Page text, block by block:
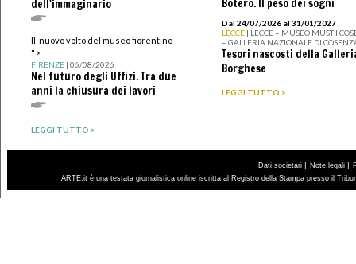
dell'immaginario
Il nuovo volto del museo fiorentino
">
FIRENZE| 06/08/2026
Nel futuro degli Uffizi. Tra due
anni la chiusura dei lavori
LEGGI TUTTO >
Botero. Il peso dei sogni
Dal 24/07/2026 al 31/01/2027
LECCE | LECCE – MUSEO MUST I
– GALLERIA NAZIONALE DI
Tesori nascosti della
Borghese
LEGGI TUTTO >
Dati societari | Note legali |
ARTE.it è una testata giornalistica online iscritta al Registro della Stampa presso il